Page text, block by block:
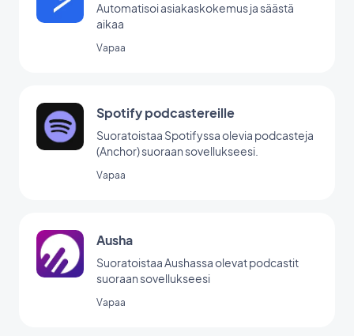
Automatisoi asiakaskokemus ja säästä
aikaa
Vapaa
Spotify podcastereille
Suoratoistaa Spotifyssa olevia podcasteja
(Anchor) suoraan sovellukseesi.
Vapaa
Ausha
Suoratoistaa Aushassa olevat podcastit
suoraan sovellukseesi
Vapaa